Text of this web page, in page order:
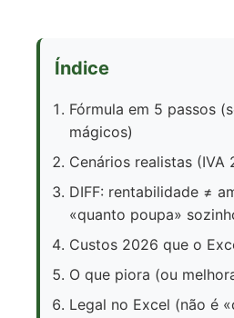
Índice
Fórmula em 5 passos
mágicos)
Cenários realistas (IVA
DIFF: rentabilidade ≠
«quanto poupa»
Custos 2026 que o
O que piora (ou
Legal no Excel (não é